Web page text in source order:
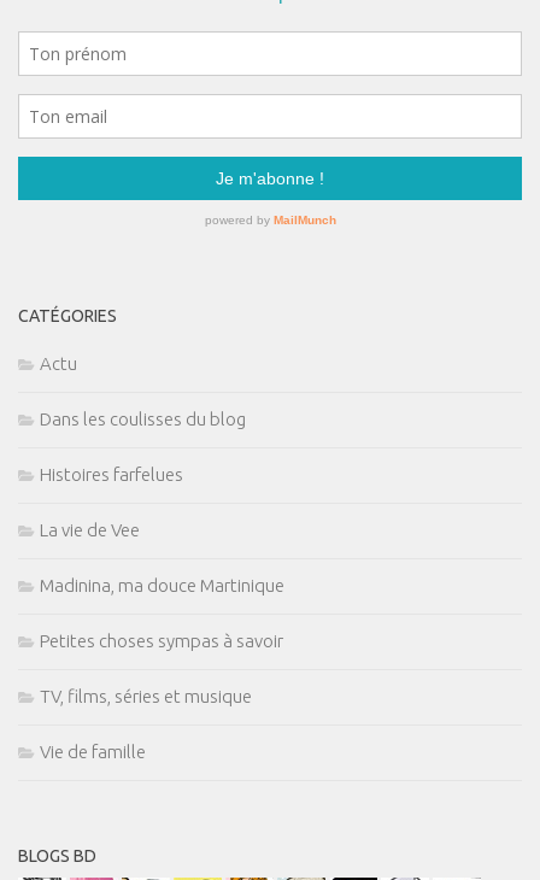
CATÉGORIES
Actu
Dans les coulisses du blog
Histoires farfelues
La vie de Vee
Madinina, ma douce Martinique
Petites choses sympas à savoir
TV, films, séries et musique
Vie de famille
BLOGS BD